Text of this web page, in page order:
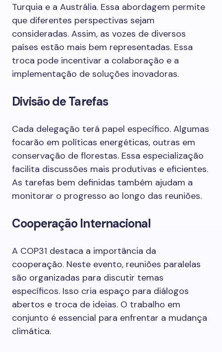
Turquia e a Austrália. Essa abordagem permite
que diferentes perspectivas sejam
consideradas. Assim, as vozes de diversos
países estão mais bem representadas. Essa
troca pode incentivar a colaboração e a
implementação de soluções inovadoras.
Divisão de Tarefas
Cada delegação terá papel específico. Algumas
focarão em políticas energéticas, outras em
conservação de florestas. Essa especialização
facilita discussões mais produtivas e eficientes.
As tarefas bem definidas também ajudam a
monitorar o progresso ao longo das reuniões.
Cooperação Internacional
A COP31 destaca a importância da
cooperação. Neste evento, reuniões paralelas
são organizadas para discutir temas
específicos. Isso cria espaço para diálogos
abertos e troca de ideias. O trabalho em
conjunto é essencial para enfrentar a mudança
climática.